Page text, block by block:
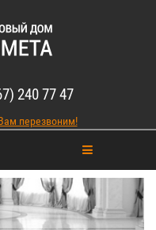
240 77 47
перезвоним!